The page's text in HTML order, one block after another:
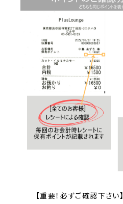
【重要！必ずご確認下さい】